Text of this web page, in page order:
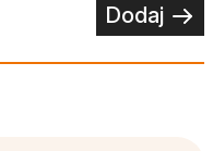
Dodaj